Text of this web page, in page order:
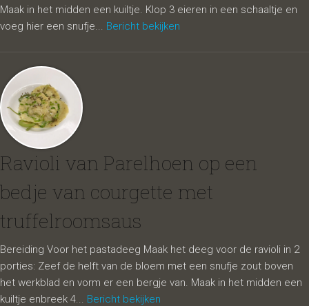
Maak in het midden een kuiltje. Klop 3 eieren in een schaaltje en
voeg hier een snufje... Bericht bekijken
Ravioli van Parelhoen op een
bedje van courgette met
truffelroomsaus
Bereiding Voor het pastadeeg Maak het deeg voor de ravioli in 2
porties: Zeef de helft van de bloem met een snufje zout boven
het werkblad en vorm er een bergje van. Maak in het midden een
kuiltje enbreek 4... Bericht bekijken